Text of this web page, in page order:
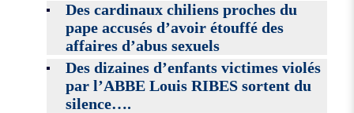
Des cardinaux chiliens proches du
pape accusés d’avoir étouffé des
affaires d’abus sexuels
Des dizaines d’enfants victimes violés
par l’ABBE Louis RIBES sortent du
silence….